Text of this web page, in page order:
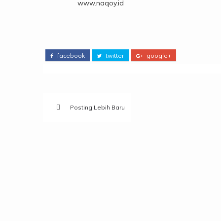
www.naqoy.id
facebook twitter google+
Posting Lebih Baru